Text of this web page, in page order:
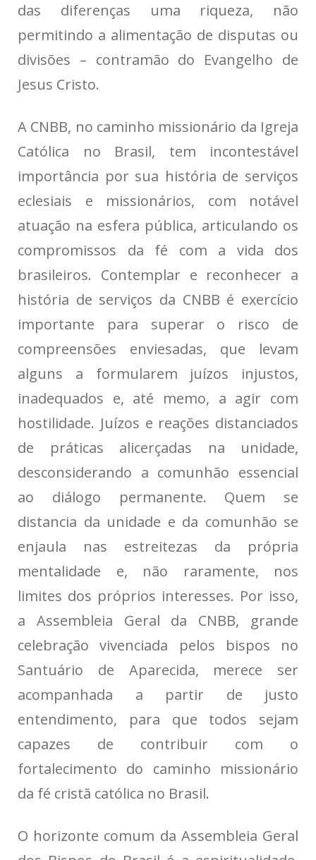
das diferenças uma riqueza, não
permitindo a alimentação de disputas ou
divisões – contramão do Evangelho de
Jesus Cristo.
A CNBB, no caminho missionário da Igreja
Católica no Brasil, tem incontestável
importância por sua história de serviços
eclesiais e missionários, com notável
atuação na esfera pública, articulando os
compromissos da fé com a vida dos
brasileiros. Contemplar e reconhecer a
história de serviços da CNBB é exercício
importante para superar o risco de
compreensões enviesadas, que levam
alguns a formularem juízos injustos,
inadequados e, até memo, a agir com
hostilidade. Juízos e reações distanciados
de práticas alicerçadas na unidade,
desconsiderando a comunhão essencial
ao diálogo permanente. Quem se
distancia da unidade e da comunhão se
enjaula nas estreitezas da própria
mentalidade e, não raramente, nos
limites dos próprios interesses. Por isso,
a Assembleia Geral da CNBB, grande
celebração vivenciada pelos bispos no
Santuário de Aparecida, merece ser
acompanhada a partir de justo
entendimento, para que todos sejam
capazes de contribuir com o
fortalecimento do caminho missionário
da fé cristã católica no Brasil.
O horizonte comum da Assembleia Geral